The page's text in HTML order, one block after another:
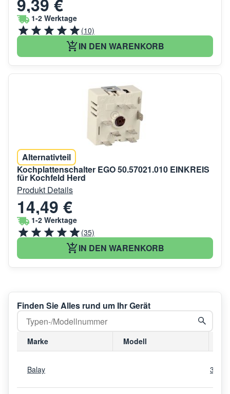
9,39 €
1-2 Werktage
(10)
IN DEN WARENKORB
Alternativteil
Kochplattenschalter EGO 50.57021.010 EINKREIS
für Kochfeld Herd
Produkt Details
14,49 €
1-2 Werktage
(35)
IN DEN WARENKORB
Finden Sie Alles rund um Ihr Gerät
Marke Modell
Balay